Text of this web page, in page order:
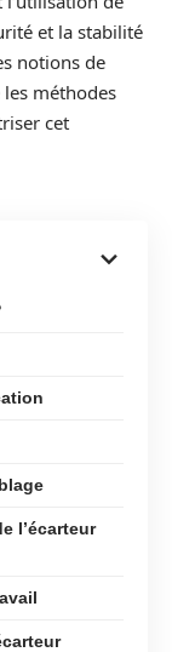
et la stabilité
notions de
les méthodes
cet
l’écarteur